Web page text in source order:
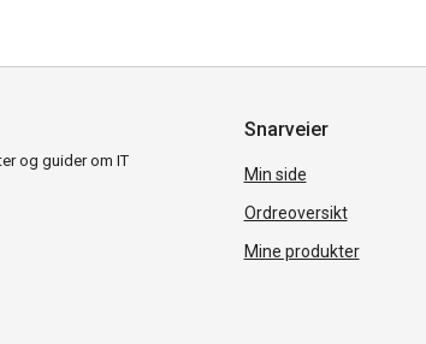
og guider om IT
Snarveier
Min side
Ordreoversikt
Mine produkter